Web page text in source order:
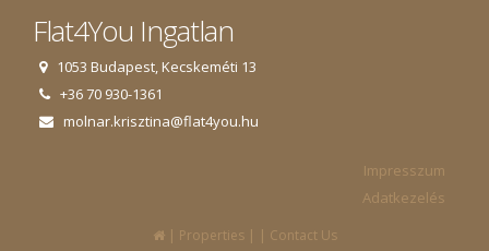
Flat4You Ingatlan
1053 Budapest, Kecskeméti 13
+36 70 930-1361
molnar.krisztina@flat4you.hu
Impresszum
Adatkezelés
| Properties| | Contact Us